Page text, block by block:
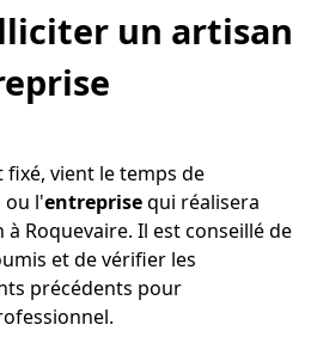
un artisan
vient le temps de
ou l'entreprisequi réalisera
Roquevaire. Il est conseillé de
et de vérifier les
précédents pour